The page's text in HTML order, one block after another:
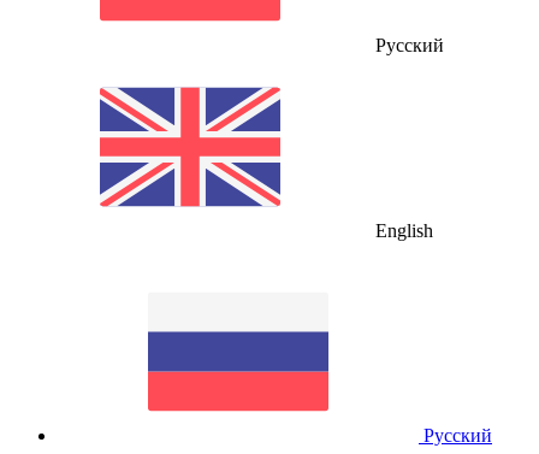
Русский
English
Русский